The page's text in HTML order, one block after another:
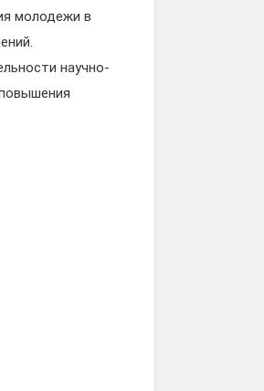
молодежи в
научно-